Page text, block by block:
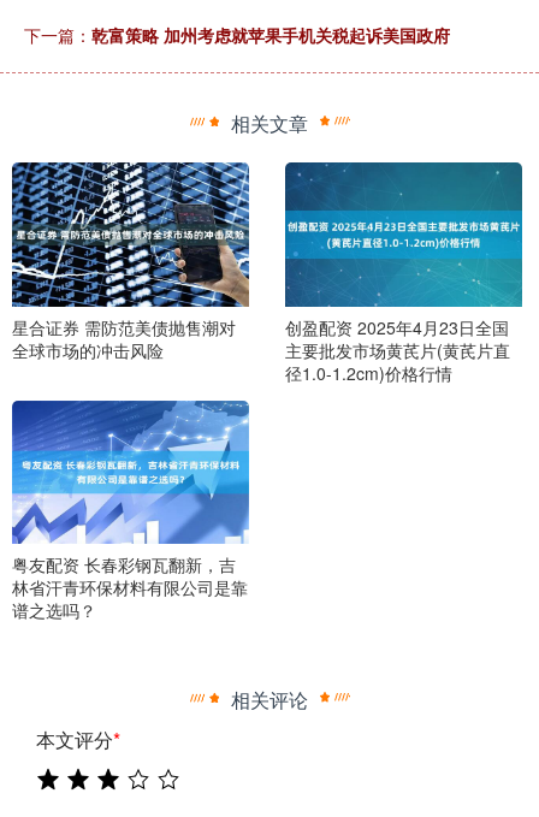
下一篇： 乾富策略 加州考虑就苹果手机关税起诉美国政府
相关文章
星合证券 需防范美债抛售潮对
全球市场的冲击风险
创盈配资 2025年4月23日全国
主要批发市场黄芪片(黄芪片直
径1.0-1.2cm)价格行情
粤友配资 长春彩钢瓦翻新，吉
林省汗青环保材料有限公司是靠
谱之选吗？
相关评论
本文评分*